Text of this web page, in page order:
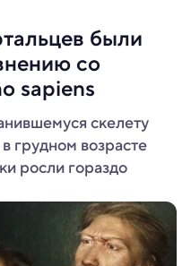
были
со
sapiens
скелету
грудном возрасте
росли гораздо